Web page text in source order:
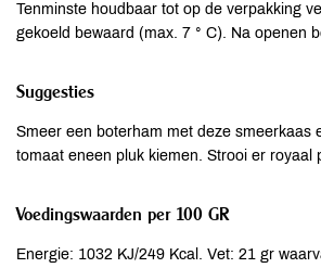
Tenminste houdbaar tot op de verpakking
gekoeld bewaard (max. 7 ° C). Na openen
Suggesties
Smeer een boterham met deze smeerkaas
tomaat eneen pluk kiemen. Strooi er royaal
Voedingswaarden per 100 GR
Energie: 1032 KJ/249 Kcal. Vet: 21 gr